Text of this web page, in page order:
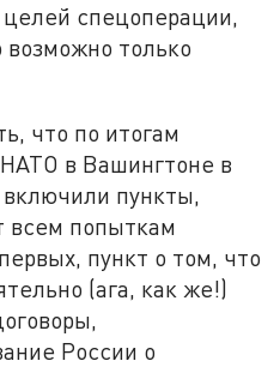
спецоперации,
только
что по итогам
в Вашингтоне в
пункты,
всем попыткам
пункт о том, что
(ага, как же!)
России о